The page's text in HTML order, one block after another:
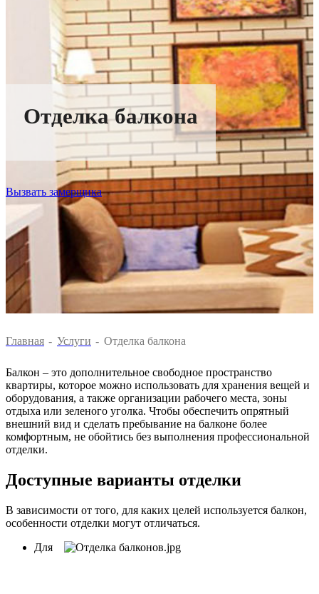
Отделка балкона
Вызвать замерщика
Главная - Услуги - Отделка балкона
Балкон – это дополнительное свободное пространство
квартиры, которое можно использовать для хранения вещей и
оборудования, а также организации рабочего места, зоны
отдыха или зеленого уголка. Чтобы обеспечить опрятный
внешний вид и сделать пребывание на балконе более
комфортным, не обойтись без выполнения профессиональной
отделки.
Доступные варианты отделки
В зависимости от того, для каких целей используется балкон,
особенности отделки могут отличаться.
Для